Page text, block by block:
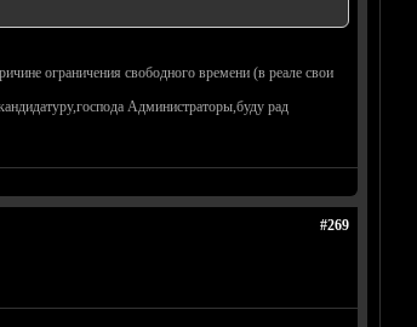
ограничения свободного времени (в реале свои
Администраторы,буду рад
#269